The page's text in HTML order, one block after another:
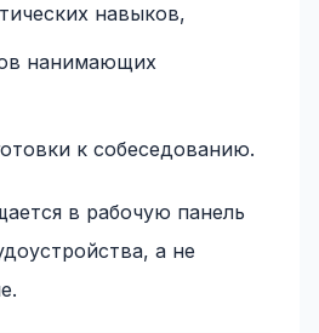
навыков,
нанимающих
к собеседованию.
в рабочую панель
а не